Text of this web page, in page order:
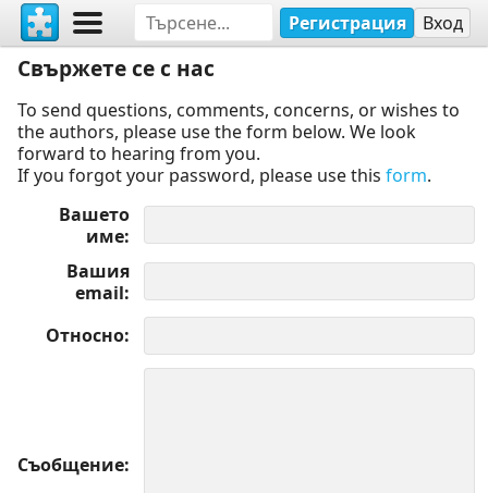
Регистрация Вход
Свържете се с нас
To send questions, comments, concerns, or wishes to
the authors, please use the form below. We look
forward to hearing from you.
If you forgot your password, please use this form.
Вашето
име
Вашия
email
Относно
Съобщение